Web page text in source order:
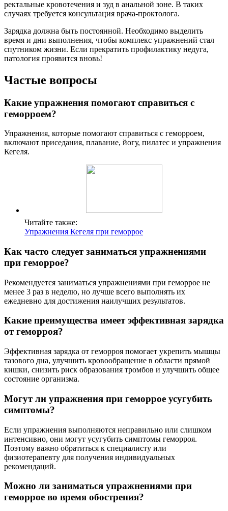
ректальные кровотечения и зуд в анальной зоне. В таких
случаях требуется консультация врача-проктолога.
Зарядка должна быть постоянной. Необходимо выделить
время и дни выполнения, чтобы комплекс упражнений стал
спутником жизни. Если прекратить профилактику недуга,
патология проявится вновь!
Частые вопросы
Какие упражнения помогают справиться с
геморроем?
Упражнения, которые помогают справиться с геморроем,
включают приседания, плавание, йогу, пилатес и упражнения
Кегеля.
Читайте также:
Упражнения Кегеля при геморрое
Как часто следует заниматься упражнениями
при геморрое?
Рекомендуется заниматься упражнениями при геморрое не
менее 3 раз в неделю, но лучше всего выполнять их
ежедневно для достижения наилучших результатов.
Какие преимущества имеет эффективная зарядка
от геморроя?
Эффективная зарядка от геморроя помогает укрепить мышцы
тазового дна, улучшить кровообращение в области прямой
кишки, снизить риск образования тромбов и улучшить общее
состояние организма.
Могут ли упражнения при геморрое усугубить
симптомы?
Если упражнения выполняются неправильно или слишком
интенсивно, они могут усугубить симптомы геморроя.
Поэтому важно обратиться к специалисту или
физиотерапевту для получения индивидуальных
рекомендаций.
Можно ли заниматься упражнениями при
геморрое во время обострения?